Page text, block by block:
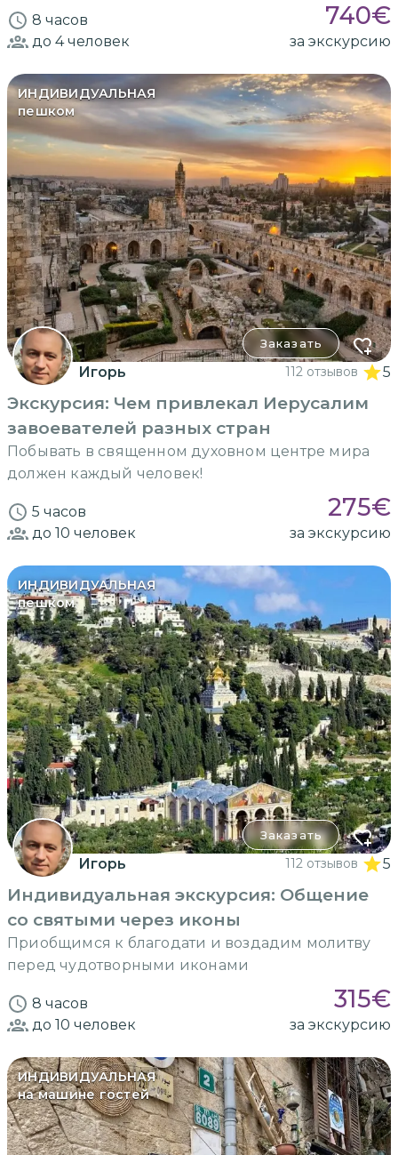
8 часов 740€
до 4человек за экскурсию
ИНДИВИДУАЛЬНАЯ
пешком
Заказать
Игорь 112 отзывов 5
Экскурсия: Чем привлекал Иерусалим
завоевателей разных стран
Побывать в священном духовном центре мира
должен каждый человек!
5 часов 275€
до 10 человек за экскурсию
ИНДИВИДУАЛЬНАЯ
пешком
Заказать
Игорь 112 отзывов 5
Индивидуальная экскурсия: Общение
со святыми через иконы
Приобщимся к благодати и воздадим молитву
перед чудотворными иконами
8 часов 315€
до 10 человек за экскурсию
ИНДИВИДУАЛЬНАЯ
на машине гостей